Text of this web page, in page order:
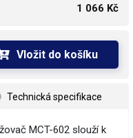
1 066 Kč
Vložit do košíku
Technická specifikace
MCT-602 slouží k